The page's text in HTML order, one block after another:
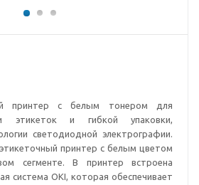
принтер с белым тонером для
этикеток и гибкой упаковки,
светодиодной электрографии.
принтер с белым цветом
сегменте. В принтер встроена
система OKI, которая обеспечивает